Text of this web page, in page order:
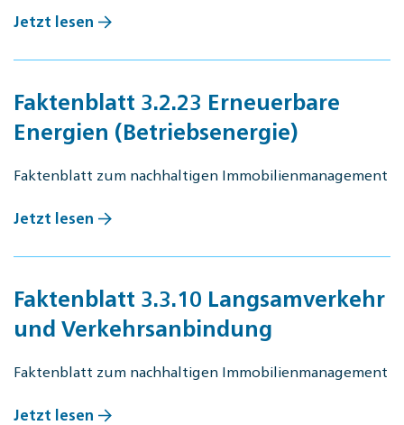
Jetzt lesen
Faktenblatt 3.2.23 Erneuerbare
Energien (Betriebsenergie)
Faktenblatt zum nachhaltigen Immobilienmanagement
Jetzt lesen
Faktenblatt 3.3.10 Langsamverkehr
und Verkehrsanbindung
Faktenblatt zum nachhaltigen Immobilienmanagement
Jetzt lesen